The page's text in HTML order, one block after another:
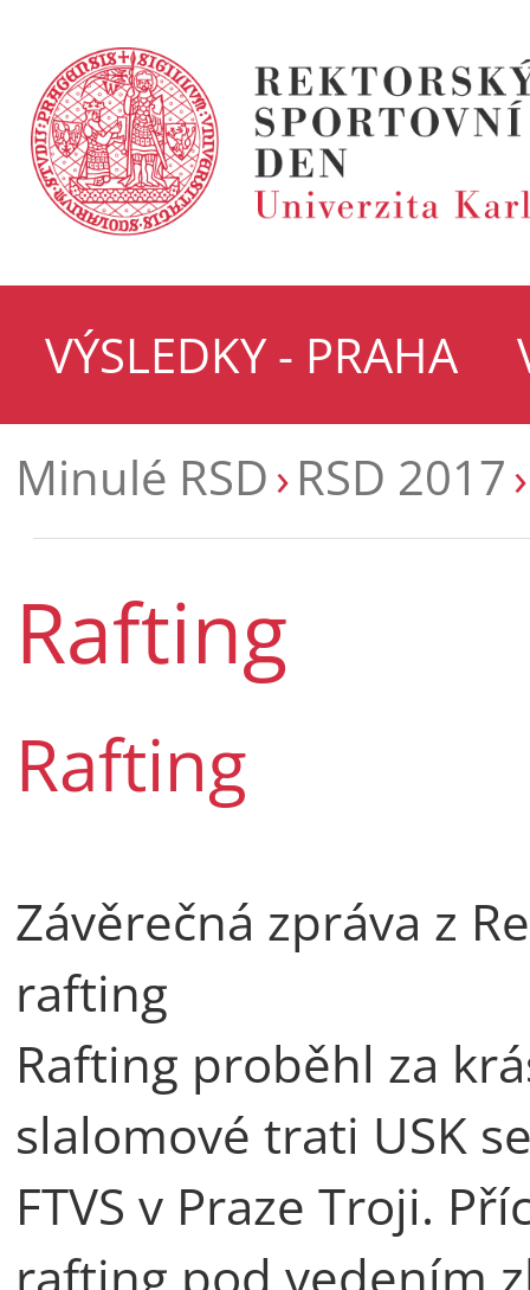
VÝSLEDKY - PRAHA
Minulé RSD RSD 2017
Rafting
Rafting
Závěrečná zpráva z
rafting
Rafting proběhl za
slalomové trati USK
FTVS v Praze Troji.
rafting pod vedením